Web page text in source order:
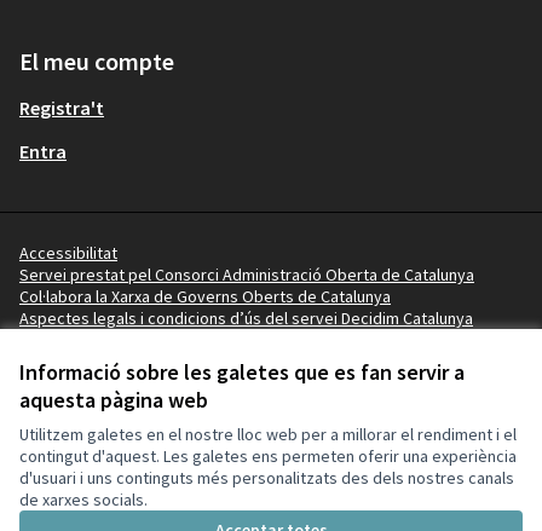
Informació sobre les galetes que es fan servir a
aquesta pàgina web
Utilitzem galetes en el nostre lloc web per a millorar el rendiment i el
contingut d'aquest. Les galetes ens permeten oferir una experiència
d'usuari i uns continguts més personalitzats des dels nostres canals
de xarxes socials.
El meu compte
Registra't
Entra
Accessibilitat
Servei prestat pel Consorci Administració Oberta de Catalunya
Col·labora la Xarxa de Governs Oberts de Catalunya
Aspectes legals i condicions d’ús del servei Decidim Catalunya
Termes i condicions
Configuració de les galetes
Ajuntament de la Pobla de Mafumet a X
(Enllaç extern)
Ajuntament de la Pobla de Mafumet a Facebook
(Enllaç extern)
Ajuntament de la Pobla de Mafumet a Instagram
(Enllaç extern)
Ajuntament de la Pobla de Mafumet a YouTube
(Enllaç extern)
Ajuntament de la Pobla de Mafumet a GitHub
(Enllaç extern)
Amb
(Enllaç